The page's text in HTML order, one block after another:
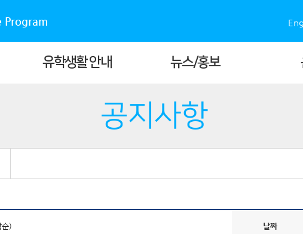
Program
유학생활 안내 뉴스/홍보
공지사항
순) 날짜